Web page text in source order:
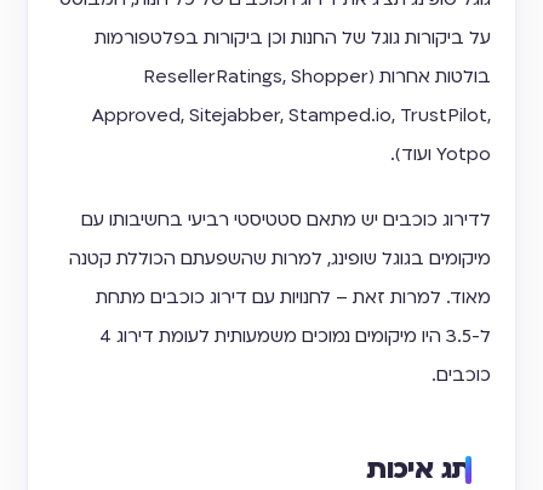
על ביקורות גוגל של החנות וכן ביקורות בפלטפורמות
בולטות אחרות (ResellerRatings, Shopper
Approved, Sitejabber, Stamped.io, TrustPilot,
Yotpo ועוד).
לדירוג כוכבים יש מתאם סטטיסטי רביעי בחשיבותו עם
מיקומים בגוגל שופינג, למרות שהשפעתם הכוללת קטנה
מאוד. למרות זאת – לחנויות עם דירוג כוכבים מתחת
ל-3.5 היו מיקומים נמוכים משמעותית לעומת דירוג 4
כוכבים.
תג איכות